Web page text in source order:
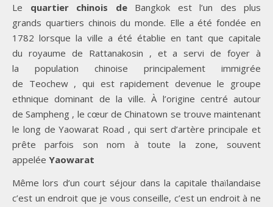
Le quartier chinois de Bangkok est l’un des plus
grands quartiers chinois du monde. Elle a été fondée en
1782 lorsque la ville a été établie en tant que capitale
du royaume de Rattanakosin , et a servi de foyer à
la population chinoise principalement immigrée
de Teochew , qui est rapidement devenue le groupe
ethnique dominant de la ville. À l’origine centré autour
de Sampheng , le cœur de Chinatown se trouve maintenant
le long de Yaowarat Road , qui sert d’artère principale et
prête parfois son nom à toute la zone, souvent
appelée Yaowarat
Même lors d’un court séjour dans la capitale thaïlandaise
c’est un endroit que je vous conseille, c’est un endroit à ne